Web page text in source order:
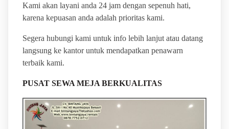
Kami akan layani anda 24 jam dengan sepenuh hati,
karena kepuasan anda adalah prioritas kami.
Segera hubungi kami untuk info lebih lanjut atau datang
langsung ke kantor untuk mendapatkan penawarn
terbaik kami.
PUSAT SEWA MEJA BERKUALITAS